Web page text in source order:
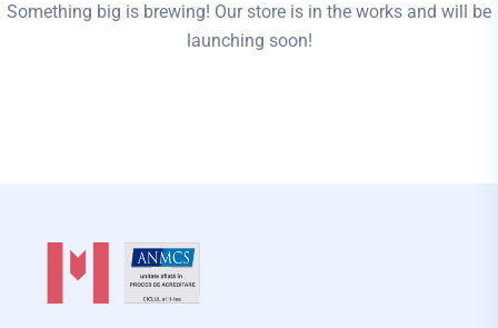
Something big is brewing! Our store is in the works and will be
launching soon!